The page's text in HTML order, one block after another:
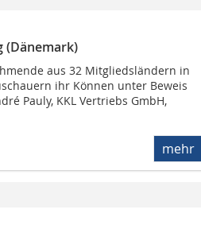
(Dänemark)
aus 32 Mitgliedsländern in
ihr Können unter Beweis
Pauly, KKL Vertriebs GmbH,
mehr